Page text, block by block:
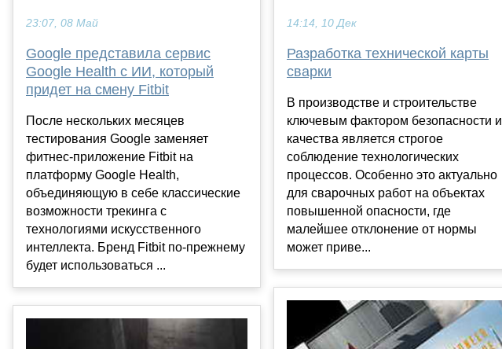
23:07, 08 Май
Google представила сервис
Google Health с ИИ, который
придет на смену Fitbit
После нескольких месяцев
тестирования Google заменяет
фитнес-приложение Fitbit на
платформу Google Health,
объединяющую в себе классические
возможности трекинга с
технологиями искусственного
интеллекта. Бренд Fitbit по-прежнему
будет использоваться ...
14:14, 10 Дек
Разработка технической карты
сварки
В производстве и строительстве
ключевым фактором безопасности и
качества является строгое
соблюдение технологических
процессов. Особенно это актуально
для сварочных работ на объектах
повышенной опасности, где
малейшее отклонение от нормы
может приве...